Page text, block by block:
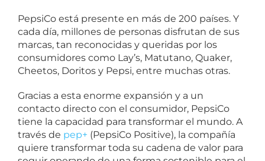
PepsiCo está presente en más de 200 países. Y
cada día, millones de personas disfrutan de sus
marcas, tan reconocidas y queridas por los
consumidores como Lay’s, Matutano, Quaker,
Cheetos, Doritos y Pepsi, entre muchas otras.
Gracias a esta enorme expansión y a un
contacto directo con el consumidor, PepsiCo
tiene la capacidad para transformar el mundo. A
través de pep+ (PepsiCo Positive), la compañía
quiere transformar toda su cadena de valor para